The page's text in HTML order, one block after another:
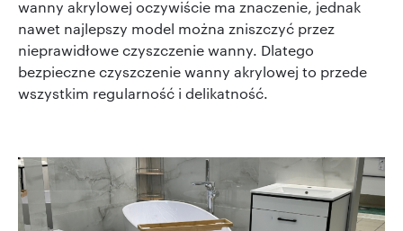
wanny akrylowej oczywiście ma znaczenie, jednak
nawet najlepszy model można zniszczyć przez
nieprawidłowe czyszczenie wanny. Dlatego
bezpieczne czyszczenie wanny akrylowej to przede
wszystkim regularność i delikatność.